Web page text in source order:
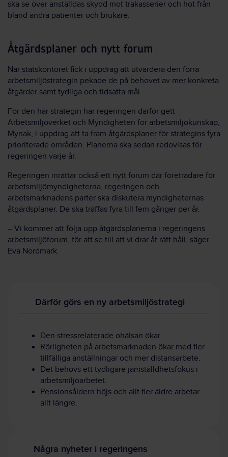
ska se över anställdas skydd mot trakasserier och hot från
bland andra patienter och brukare.
Åtgärdsplaner och nytt forum
När statskontoret fick i uppdrag att utvärdera den förra
arbetsmiljöstrategin pekade de på behovet av mer konkreta
åtgärder samt tydliga och tidsatta mål.
För den här strategin har regeringen därför gett
Arbetsmiljöverket och Myndigheten för arbetsmiljökunskap,
Mynak, i uppdrag att ta fram åtgärdsplaner för strategins fyra
prioriterade områden. Planerna ska sedan redovisas för
regeringen varje år.
Regeringen inrättar också ett nytt forum där företrädare för
arbetsmiljömyndigheterna, regeringen och
arbetsmarknadens parter ska diskutera myndigheternas
åtgärdsplaner. De ska träffas fyra till fem gånger per år.
– Vi kommer att följa upp åtgärdsplanerna i regeringens
arbetsmiljöforum, för att se till att vi drar åt rätt håll, säger
Eva Nordmark.
Därför görs en ny arbetsmiljöstrategi
Den stressrelaterade ohälsan ökar.
Rörligheten på arbetsmarknaden ökar med fler
tillfälliga anställningar och mer distansarbete.
Det behövs ett tydligare jämställdhetsfokus i
arbetsmiljöarbetet.
Pensionsåldern höjs och allt fler äldre arbetar
allt längre.
Några nyheter i regeringens